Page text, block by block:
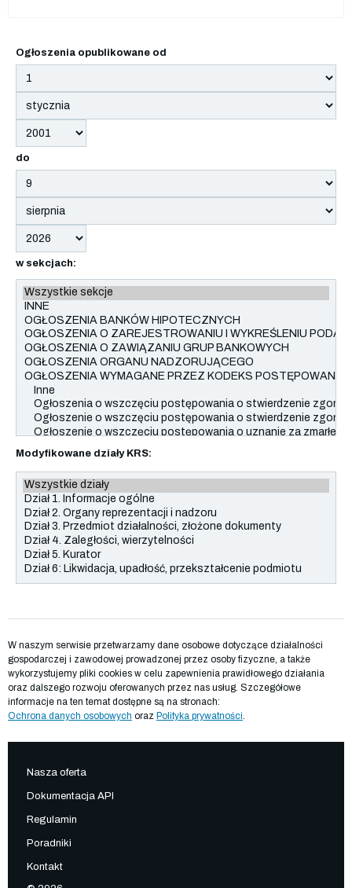
Ogłoszenia opublikowane od
do
w sekcjach:
Modyfikowane działy KRS:
W naszym serwisie przetwarzamy dane osobowe dotyczące działalności
gospodarczej i zawodowej prowadzonej przez osoby fizyczne, a także
wykorzystujemy pliki cookies w celu zapewnienia prawidłowego działania
oraz dalszego rozwoju oferowanych przez nas usług. Szczegółowe
informacje na ten temat dostępne są na stronach:
Ochrona danych osobowych oraz Polityka prywatności
Nasza oferta
Dokumentacja API
Regulamin
Poradniki
Kontakt